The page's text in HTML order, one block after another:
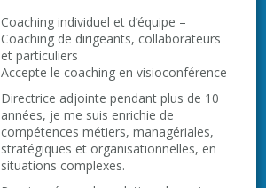
Coaching individuel et d’équipe –
Coaching de dirigeants, collaborateurs
et particuliers
Accepte le coaching en visioconférence
Directrice adjointe pendant plus de 10
années, je me suis enrichie de
compétences métiers, managériales,
stratégiques et organisationnelles, en
situations complexes.